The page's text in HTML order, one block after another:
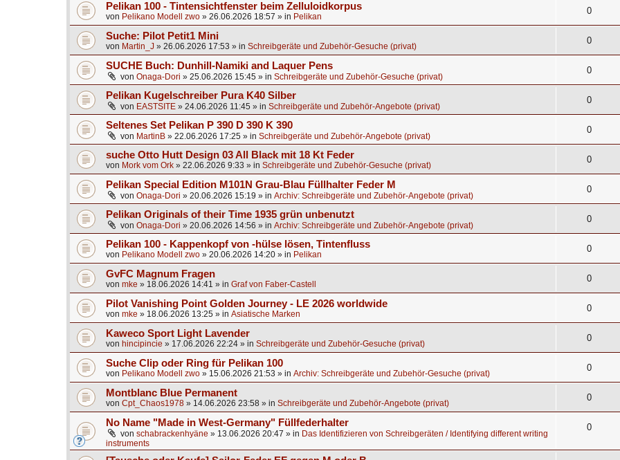
Pelikan 100 - Tintensichtfenster beim Zelluloidkorpus
von Pelikano Modell zwo » 26.06.2026 18:57 » in Pelikan
0
Suche: Pilot Petit1 Mini
von Martin_J » 26.06.2026 17:53 » in Schreibgeräte und Zubehör-Gesuche (privat)
0
SUCHE Buch: Dunhill-Namiki and Laquer Pens
von Onaga-Dori » 25.06.2026 15:45 » in Schreibgeräte und Zubehör-Gesuche (privat)
0
Pelikan Kugelschreiber Pura K40 Silber
von EASTSITE » 24.06.2026 11:45 » in Schreibgeräte und Zubehör-Angebote (privat)
0
Seltenes Set Pelikan P 390 D 390 K 390
von MartinB » 22.06.2026 17:25 » in Schreibgeräte und Zubehör-Angebote (privat)
0
suche Otto Hutt Design 03 All Black mit 18 Kt Feder
von Mork vom Ork » 22.06.2026 9:33 » in Schreibgeräte und Zubehör-Gesuche (privat)
0
Pelikan Special Edition M101N Grau-Blau Füllhalter Feder M
von Onaga-Dori » 20.06.2026 15:19 » in Archiv: Schreibgeräte und Zubehör-Angebote (privat)
0
Pelikan Originals of their Time 1935 grün unbenutzt
von Onaga-Dori » 20.06.2026 14:56 » in Archiv: Schreibgeräte und Zubehör-Angebote (privat)
0
Pelikan 100 - Kappenkopf von -hülse lösen, Tintenfluss
von Pelikano Modell zwo » 20.06.2026 14:20 » in Pelikan
0
GvFC Magnum Fragen
von mke » 18.06.2026 14:41 » in Graf von Faber-Castell
0
Pilot Vanishing Point Golden Journey - LE 2026 worldwide
von mke » 18.06.2026 13:25 » in Asiatische Marken
0
Kaweco Sport Light Lavender
von hincipincie » 17.06.2026 22:24 » in Schreibgeräte und Zubehör-Gesuche (privat)
0
Suche Clip oder Ring für Pelikan 100
von Pelikano Modell zwo » 15.06.2026 21:53 » in Archiv: Schreibgeräte und Zubehör-Gesuche (privat)
0
Montblanc Blue Permanent
von Cpt_Chaos1978 » 14.06.2026 23:58 » in Schreibgeräte und Zubehör-Angebote (privat)
0
No Name "Made in West-Germany" Füllfederhalter
von schabrackenhyäne » 13.06.2026 20:47 » in Das Identifizieren von Schreibgeräten / Identifying different writing
instruments
0